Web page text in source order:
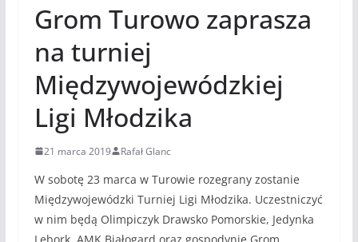
Grom Turowo zaprasza
na turniej
Międzywojewódzkiej
Ligi Młodzika
21 marca 2019 Rafał Glanc
W sobotę 23 marca w Turowie rozegrany zostanie
Międzywojewódzki Turniej Ligi Młodzika. Uczestniczyć
w nim będą Olimpiczyk Drawsko Pomorskie, Jedynka
Lębork, AMK Białogard oraz gospodynie Grom